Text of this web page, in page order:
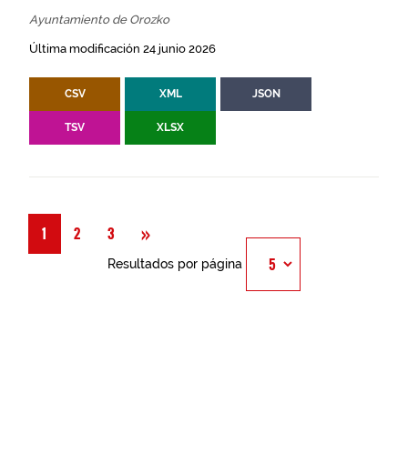
Ayuntamiento de Orozko
Última modificación 24 junio 2026
CSV XML JSON
TSV XLSX
1 2 3 »
Resultados por página